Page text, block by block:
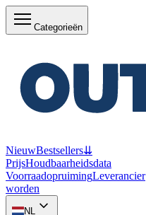
Categorieën
NieuwBestsellers⇊
PrijsHoudbaarheidsdata
VoorraadopruimingLeverancier
worden
NL